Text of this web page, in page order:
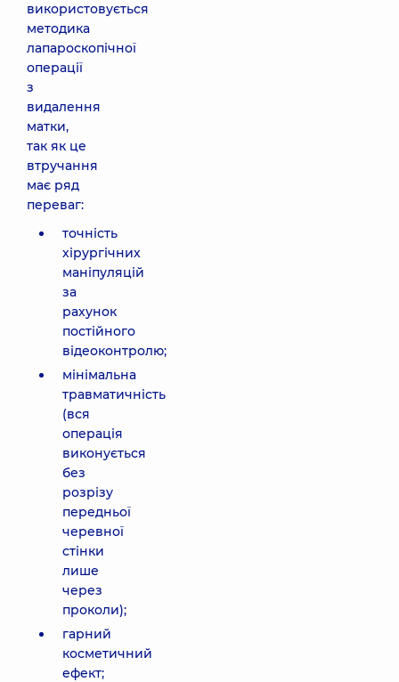
використовується
методика
лапароскопічної
операції
з
видалення
матки,
так як це
втручання
має ряд
переваг:
точність
хірургічних
маніпуляцій
за
рахунок
постійного
відеоконтролю;
мінімальна
травматичність
(вся
операція
виконується
без
розрізу
передньої
черевної
стінки
лише
через
проколи);
гарний
косметичний
ефект;